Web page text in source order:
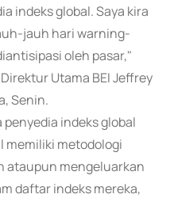
indeks global. Saya kira
jauh hari warning-
oleh pasar,"
Utama BEI Jeffrey
Senin.
indeks global
memiliki metodologi
ataupun mengeluarkan
daftar indeks mereka,